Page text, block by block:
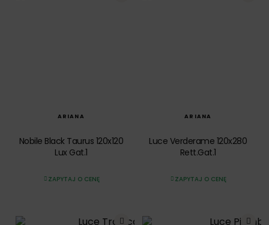
ARIANA
Nobile Black Taurus 120x120
Lux Gat.1
ZAPYTAJ O CENĘ
ARIANA
Luce Verderame 120x280
Rett.Gat.1
ZAPYTAJ O CENĘ